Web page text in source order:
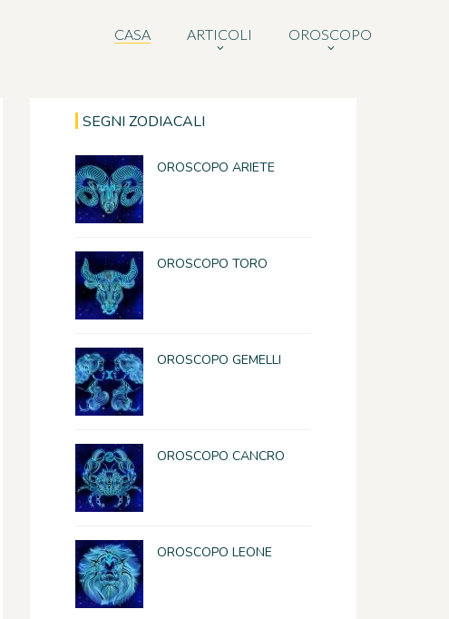
CASA ARTICOLI OROSCOPO
SEGNI ZODIACALI
OROSCOPO ARIETE
OROSCOPO TORO
OROSCOPO GEMELLI
OROSCOPO CANCRO
OROSCOPO LEONE